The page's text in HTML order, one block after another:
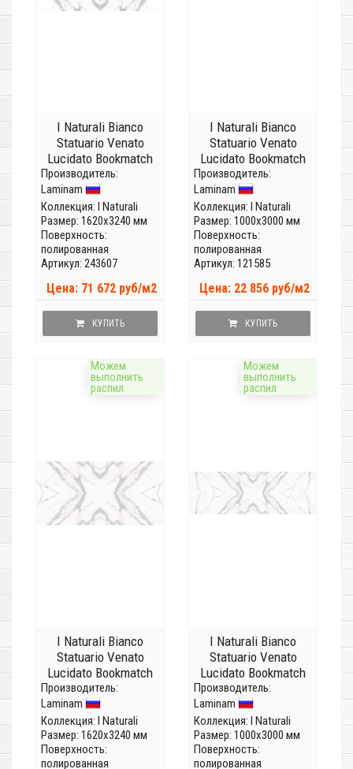
I Naturali Bianco
Statuario Venato
Lucidato Bookmatch
face A
LAMFFM0010_IT
(Толщина 12 мм)
Производитель:
Laminam
Коллекция: I Naturali
Размер: 1620x3240 мм
Поверхность:
полированная
Артикул: 243607
Цена: 71 672 руб/м2
КУПИТЬ
I Naturali Bianco
Statuario Venato
Lucidato Bookmatch
face A
LAMFFM0018_IT
(Толщина 5,6мм)
Производитель:
Laminam
Коллекция: I Naturali
Размер: 1000x3000 мм
Поверхность:
полированная
Артикул: 121585
Цена: 22 856 руб/м2
КУПИТЬ
Можем
выполнить
распил
I Naturali Bianco
Statuario Venato
Lucidato Bookmatch
face B
LAMFFM0011_IT
(Толщина 12 мм)
Производитель:
Laminam
Коллекция: I Naturali
Размер: 1620x3240 мм
Поверхность:
полированная
Можем
выполнить
распил
I Naturali Bianco
Statuario Venato
Lucidato Bookmatch
face B
LAMFFM0019_IT
(Толщина 5,6мм)
Производитель:
Laminam
Коллекция: I Naturali
Размер: 1000x3000 мм
Поверхность:
полированная